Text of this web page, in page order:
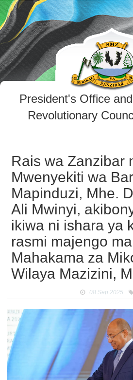
President's Office
Revolutionary
Rais wa Zanzibar
Mwenyekiti wa
Mapinduzi, Mhe.
Ali Mwinyi,
ikiwa ni ishara ya
rasmi majengo
Mahakama za
Wilaya Mazizini,
08 Sep 2025